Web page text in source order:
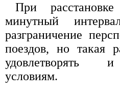
При
минутный
разграничение
поездов, но такая
удовлетворять
условиям.